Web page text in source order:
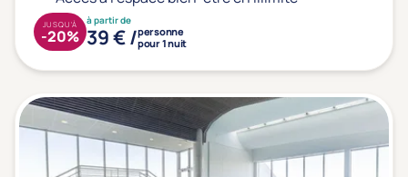
à partir de
39 € /personne
pour 1 nuit
JUSQU'À
-20%